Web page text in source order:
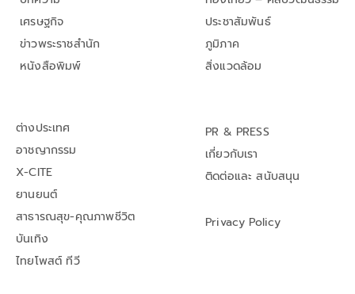
เศรษฐกิจ
ข่าวพระราชสำนัก
หนังสือพิมพ์
ประชาสัมพันธ์
ภูมิภาค
สิ่งแวดล้อม
ต่างประเทศ
อาชญากรรม
X-CITE
ยานยนต์
สาธารณสุข-คุณภาพชีวิต
บันเทิง
ไทยโพสต์ ทีวี
PR & PRESS
เกี่ยวกับเรา
ติดต่อและ สนับสนุน
Privacy Policy